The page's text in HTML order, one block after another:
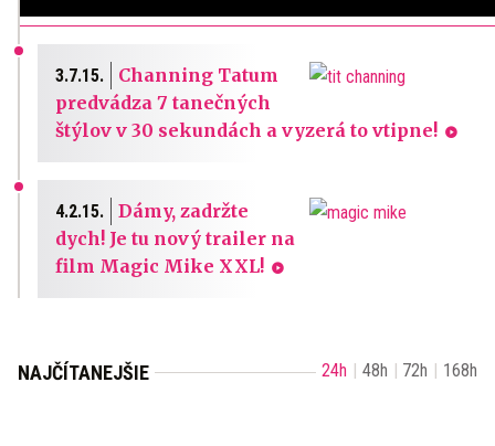
3.7.15.
Channing Tatum
predvádza 7 tanečných
štýlov v 30 sekundách a vyzerá to vtipne!
4.2.15.
Dámy, zadržte
dych! Je tu nový trailer na
film Magic Mike XXL!
NAJČÍTANEJŠIE 24h 48h 72h 168h